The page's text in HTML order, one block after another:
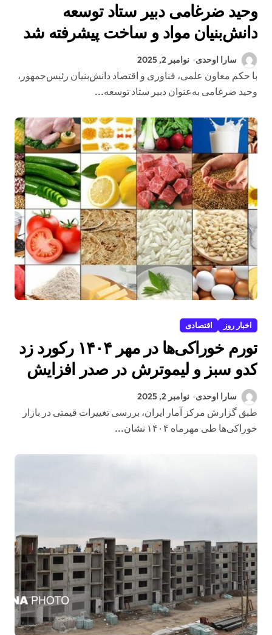
وحید ضرغامی دبیر ستاد توسعه
دانش‌بنیان مواد و ساخت پیشرفته شد
سارا اوحدی نوامبر 2, 2025
با حکم معاون علمی، فناوری و اقتصاد دانش‌بنیان رئیس‌جمهور،
وحید ضرغامی به‌عنوان دبیر ستاد توسعه...
اخبار روز اقتصادی
تورم خوراکی‌ها در مهر ۱۴۰۴ رکورد زد
کدو سبز و لیموترش در صدر افزایش
قیمتسارا اوحدی نوامبر 2, 2025
طبق گزارش مرکز آمار ایران، بررسی تغییرات قیمتی در بازار
خوراکی‌ها طی مهرماه ۱۴۰۴ نشان...